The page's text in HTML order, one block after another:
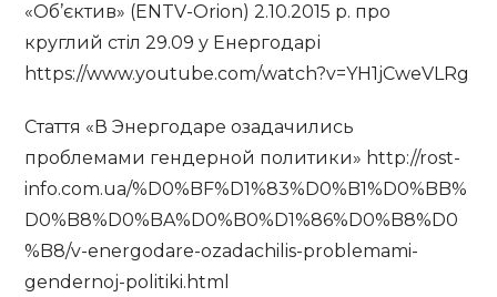
«Об’єктив» (ENTV-Orion) 2.10.2015 р. про
круглий стіл 29.09 у Енергодарі
https://www.youtube.com/watch?v=YH1jCweVLRg
Стаття «В Энергодаре озадачились
проблемами гендерной политики» http://rost-
info.com.ua/%D0%BF%D1%83%D0%B1%D0%BB%
D0%B8%D0%BA%D0%B0%D1%86%D0%B8%D0
%B8/v-energodare-ozadachilis-problemami-
gendernoj-politiki.html